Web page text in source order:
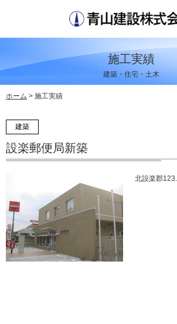
施工実績
建築・住宅・土木
ホーム > 施工実績
建築
設楽郵便局新築
北設楽郡123...